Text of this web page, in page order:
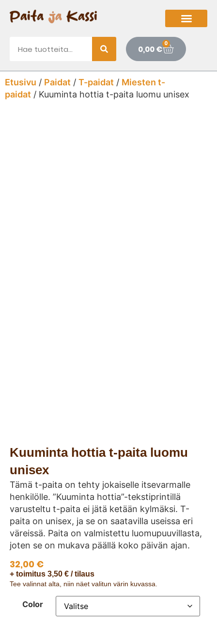
0,00€
0
Etusivu / Paidat / T-paidat / Miesten t-
paidat / Kuuminta hottia t-paita luomu unisex
Kuuminta hottia t-paita luomu
unisex
Tämä t-paita on tehty jokaiselle itsevarmalle
henkilölle. ”Kuuminta hottia”-tekstiprintillä
varusteltu t-paita ei jätä ketään kylmäksi. T-
paita on unisex, ja se on saatavilla useissa eri
väreissä. Paita on valmistettu luomupuuvillasta,
joten se on mukava päällä koko päivän ajan.
32,00 €
+ toimitus 3,50 € / tilaus
Tee valinnat alta, niin näet valitun värin kuvassa.
Color